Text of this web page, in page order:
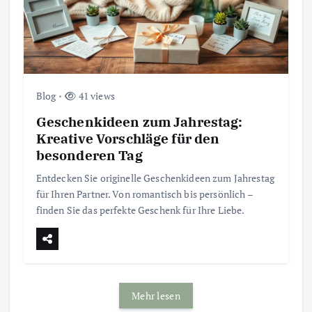
Blog 41 views
Geschenkideen zum Jahrestag:
Kreative Vorschläge für den
besonderen Tag
Entdecken Sie originelle Geschenkideen zum Jahrestag
für Ihren Partner. Von romantisch bis persönlich –
finden Sie das perfekte Geschenk für Ihre Liebe.
Mehr lesen